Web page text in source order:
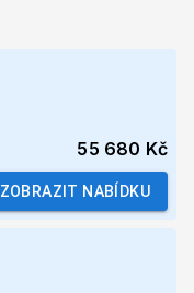
55 680 Kč
ZOBRAZIT NABÍDKU